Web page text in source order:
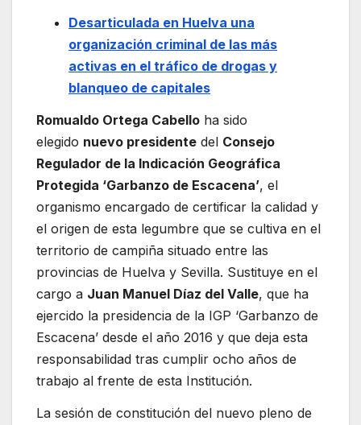
Desarticulada en Huelva una
organización criminal de las más
activas en el tráfico de drogas y
blanqueo de capitales
Romualdo Ortega Cabello ha sido
elegido nuevo presidente del Consejo
Regulador de la Indicación Geográfica
Protegida ‘Garbanzo de Escacena’, el
organismo encargado de certificar la calidad y
el origen de esta legumbre que se cultiva en el
territorio de campiña situado entre las
provincias de Huelva y Sevilla. Sustituye en el
cargo a Juan Manuel Díaz del Valle, que ha
ejercido la presidencia de la IGP ‘Garbanzo de
Escacena’ desde el año 2016 y que deja esta
responsabilidad tras cumplir ocho años de
trabajo al frente de esta Institución.
La sesión de constitución del nuevo pleno de